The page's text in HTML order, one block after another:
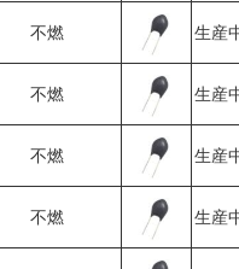
不燃 生産
不燃 生産
不燃 生産
不燃 生産